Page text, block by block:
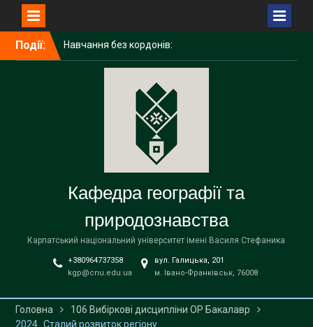
Події:
Навчання без кордонів:
досвід академічної
ГАЛИЧУК в Поморському
університеті (Польща)
Вітаємо наших бакалаврів
із завершенням навчання!
Кафедра географії та
природознавства
Карпатський національний університет імені Василя Стефаника
+380964737358
kgp@cnu.edu.ua
вул. Галицька, 201
м. Івано-Франківськ, 76008
Головна
106 Вибіркові дисципліни ОР Бакалавр
2024_Сталий розвиток регіону